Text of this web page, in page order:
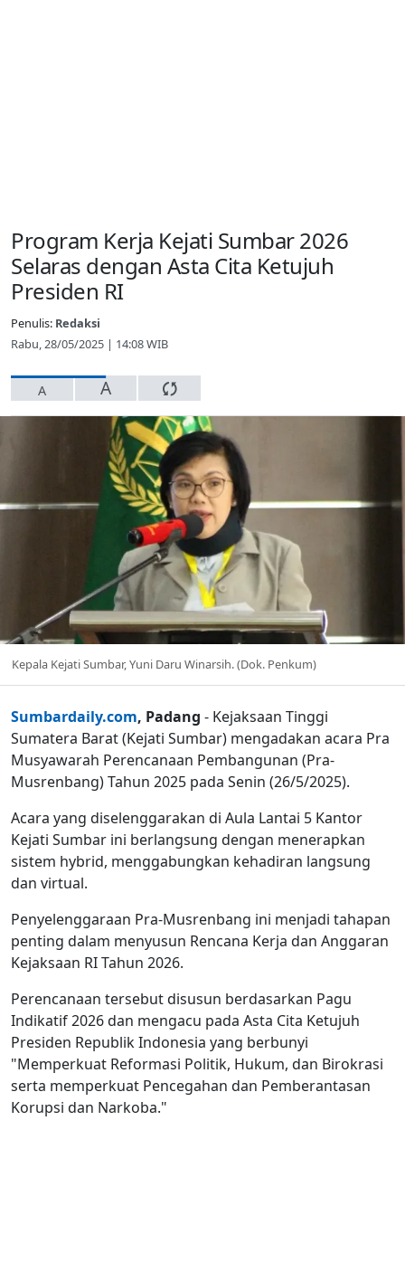
Program Kerja Kejati Sumbar 2026
Selaras dengan Asta Cita Ketujuh
Presiden RI
Penulis: Redaksi
Rabu, 28/05/2025 | 14:08 WIB
A A
Kepala Kejati Sumbar, Yuni Daru Winarsih. (Dok. Penkum)
Sumbardaily.com, Padang - Kejaksaan Tinggi
Sumatera Barat (Kejati Sumbar) mengadakan acara Pra
Musyawarah Perencanaan Pembangunan (Pra-
Musrenbang) Tahun 2025 pada Senin (26/5/2025).
Acara yang diselenggarakan di Aula Lantai 5 Kantor
Kejati Sumbar ini berlangsung dengan menerapkan
sistem hybrid, menggabungkan kehadiran langsung
dan virtual.
Penyelenggaraan Pra-Musrenbang ini menjadi tahapan
penting dalam menyusun Rencana Kerja dan Anggaran
Kejaksaan RI Tahun 2026.
Perencanaan tersebut disusun berdasarkan Pagu
Indikatif 2026 dan mengacu pada Asta Cita Ketujuh
Presiden Republik Indonesia yang berbunyi
"Memperkuat Reformasi Politik, Hukum, dan Birokrasi
serta memperkuat Pencegahan dan Pemberantasan
Korupsi dan Narkoba."